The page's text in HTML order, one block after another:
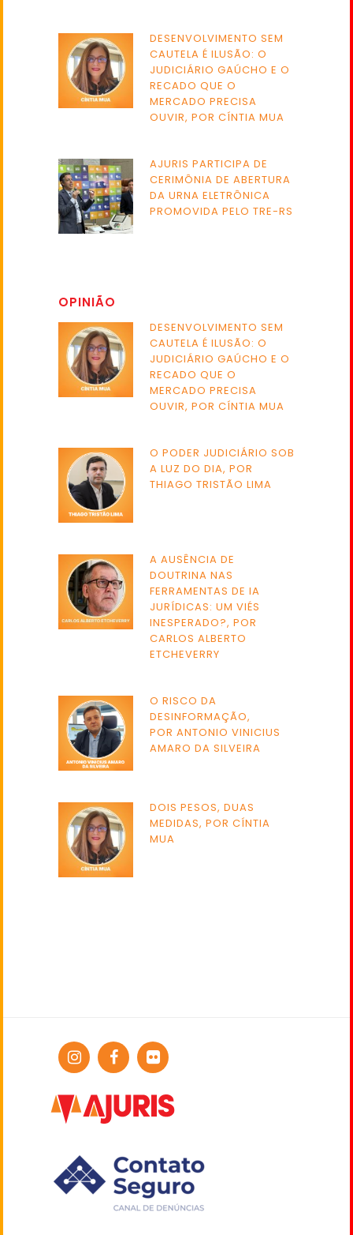
DESENVOLVIMENTO SEM
CAUTELA É ILUSÃO: O
JUDICIÁRIO GAÚCHO E O
RECADO QUE O
MERCADO PRECISA
OUVIR, POR CÍNTIA MUA
AJURIS PARTICIPA DE
CERIMÔNIA DE ABERTURA
DA URNA ELETRÔNICA
PROMOVIDA PELO TRE-RS
OPINIÃO
DESENVOLVIMENTO SEM
CAUTELA É ILUSÃO: O
JUDICIÁRIO GAÚCHO E O
RECADO QUE O
MERCADO PRECISA
OUVIR, POR CÍNTIA MUA
O PODER JUDICIÁRIO SOB
A LUZ DO DIA, POR
THIAGO TRISTÃO LIMA
A AUSÊNCIA DE
DOUTRINA NAS
FERRAMENTAS DE IA
JURÍDICAS: UM VIÉS
INESPERADO?, POR
CARLOS ALBERTO
ETCHEVERRY
O RISCO DA
DESINFORMAÇÃO,
POR ANTONIO VINICIUS
AMARO DA SILVEIRA
DOIS PESOS, DUAS
MEDIDAS, POR CÍNTIA
MUA